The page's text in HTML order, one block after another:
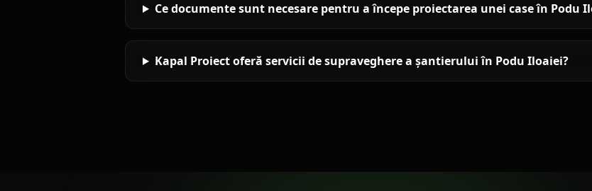
Ce documente sunt necesare pentru a începe proiectarea unei case în Podu
Kapal Proiect oferă servicii de supraveghere a șantierului în Podu Iloaiei?